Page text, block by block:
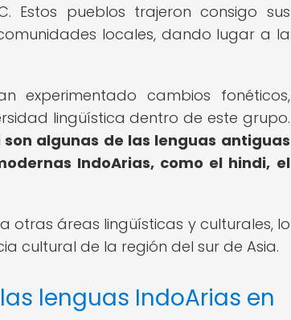
Estos pueblos trajeron consigo sus
locales, dando lugar a la
experimentado cambios fonéticos,
lingüística dentro de este grupo.
algunas de las lenguas antiguas
IndoArias, como el hindi, el
otras áreas lingüísticas y culturales, lo
cultural de la región del sur de Asia.
lenguas IndoArias en